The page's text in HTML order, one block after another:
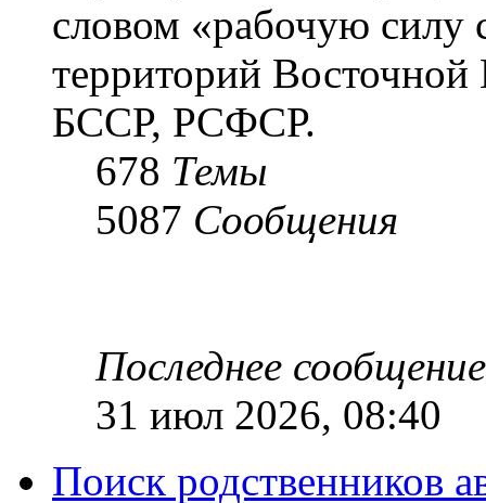
словом «рабочую силу
территорий
БССР, РСФСР.
678 Темы
5087 Сообщения
Последнее сообщение
31 июл 2026, 08:40
Поиск родственников